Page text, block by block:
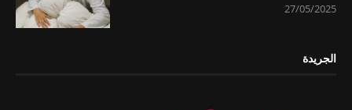
27/05/2025
الجريدة